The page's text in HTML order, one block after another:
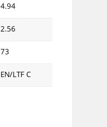
4.94
2.56
73
EN/LTF C